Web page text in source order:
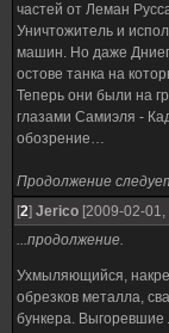
частей от Леман
Уничтожитель и
машин. Но даже
остове танка на
Теперь они были на
глазами Самиэля -
обозрение…
Продолжение
[2] Jerico [2009-02-01,
...продолжение.
Ухмыляющийся,
обрезков металла,
бункера.